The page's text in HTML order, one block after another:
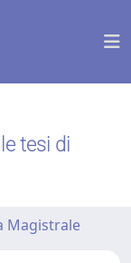
tesi di
Magistrale